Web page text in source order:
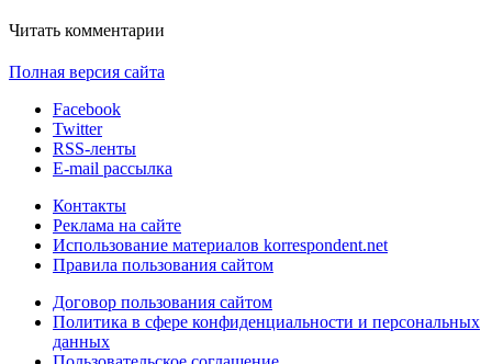
Читать комментарии
Полная версия сайта
Facebook
Twitter
RSS-ленты
E-mail рассылка
Контакты
Реклама на сайте
Использование материалов korrespondent.net
Правила пользования сайтом
Договор пользования сайтом
Политика в сфере конфиденциальности и персональных
данных